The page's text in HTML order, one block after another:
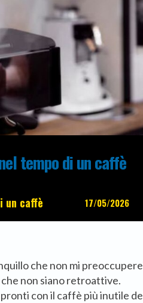
tempo di un caffè
un caffè 17/05/2026
che non mi
che non siano retroattive.
pronti con il caffè più inutile